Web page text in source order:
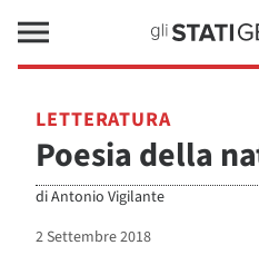
LETTERATURA
Poesia della
diAntonio Vigilante
2 Settembre 2018